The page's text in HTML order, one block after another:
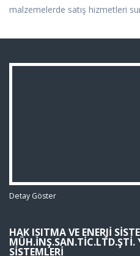
malzemelerde satış hizmetleri
Detay Göster
HAK ISITMA VE ENERJI
MÜH.İNŞ.SAN.TIC.LTD.ŞTI.
SISTEMLERI